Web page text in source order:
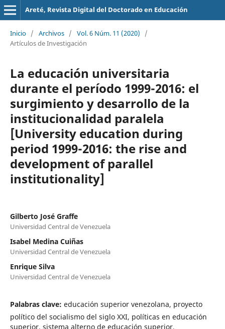
Areté, Revista Digital del Doctorado en Educación
Inicio / Archivos / Vol. 6 Núm. 11 (2020)
/
Artículos de Investigación
La educación universitaria
durante el período 1999-2016: el
surgimiento y desarrollo de la
institucionalidad paralela
[University education during
period 1999-2016: the rise and
development of parallel
institutionality]
Gilberto José Graffe
Universidad Central de Venezuela
Isabel Medina Cuiñas
Universidad Central de Venezuela
Enrique Silva
Universidad Central de Venezuela
Palabras clave: educación superior venezolana, proyecto
político del socialismo del siglo XXI, políticas en educación
superior, sistema alterno de educación superior,